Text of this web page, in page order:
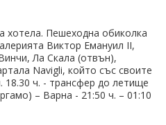
хотела. Пешеходна обиколка
Виктор Емануил II,
Ла Скала (отвън),
Navigli, който със своите
18.30 ч. - трансфер до летище
– Варна - 21:50 ч. – 01:10